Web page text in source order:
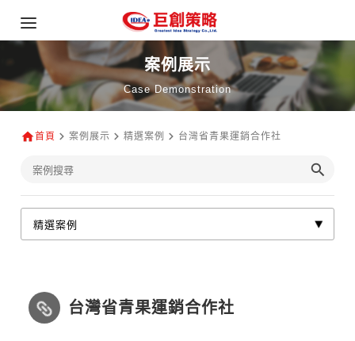
案例展示
Case Demonstration
首頁 案例展示 精選案例 台灣省青果運銷合作社
台灣省青果運銷合作社